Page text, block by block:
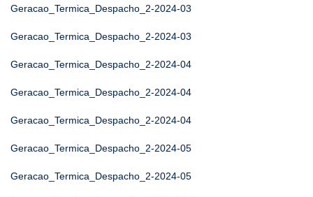
Geracao_Termica_Despacho_2-2024-03
Geracao_Termica_Despacho_2-2024-03
Geracao_Termica_Despacho_2-2024-04
Geracao_Termica_Despacho_2-2024-04
Geracao_Termica_Despacho_2-2024-04
Geracao_Termica_Despacho_2-2024-05
Geracao_Termica_Despacho_2-2024-05